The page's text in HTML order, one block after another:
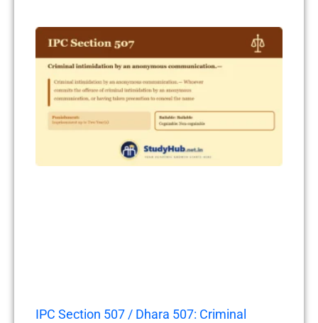
IPC Section 507 / Dhara 507: Criminal